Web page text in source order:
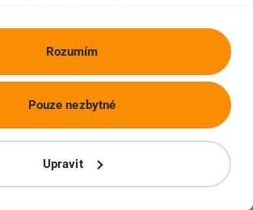
Rozumím
Upravit
Pouze nezbytné